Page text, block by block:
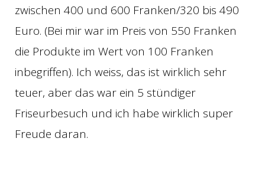
zwischen 400 und 600 Franken/320 bis 490
Euro. (Bei mir war im Preis von 550 Franken
die Produkte im Wert von 100 Franken
inbegriffen). Ich weiss, das ist wirklich sehr
teuer, aber das war ein 5 stündiger
Friseurbesuch und ich habe wirklich super
Freude daran.